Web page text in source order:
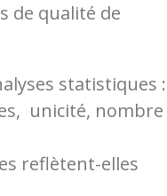
de qualité de
statistiques :
unicité, nombre
reflètent-elles